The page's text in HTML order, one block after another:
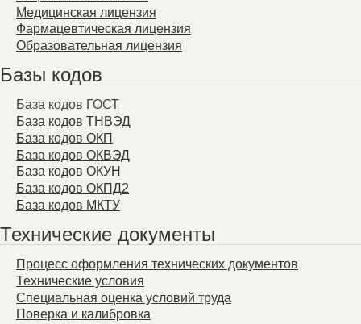
Медицинская лицензия
Фармацевтическая лицензия
Образовательная лицензия
Базы кодов
База кодов ГОСТ
База кодов ТНВЭД
База кодов ОКП
База кодов ОКВЭД
База кодов ОКУН
База кодов ОКПД2
База кодов МКТУ
Технические документы
Процесс оформления технических документов
Технические условия
Специальная оценка условий труда
Поверка и калибровка